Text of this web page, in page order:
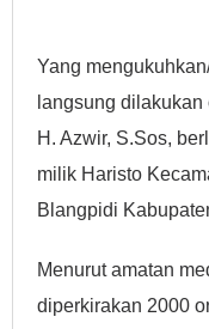
Yang
langsung
H. Azwir, S.Sos,
milik Haristo
Blangpidi
Menurut amatan
diperkirakan 2000